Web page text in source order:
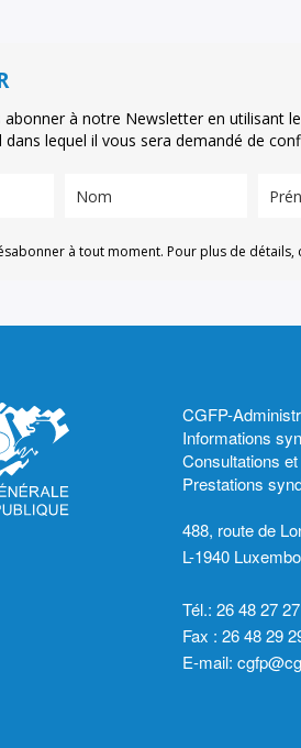
abonner à notre Newsletter en utilisant
dans lequel il vous sera demandé de
à tout moment. Pour plus de
CGFP-
Informations
Consultations
Prestations
488, route de
L-1940
Tél.: 26 48 27 27
Fax : 26 48 29
E-mail: